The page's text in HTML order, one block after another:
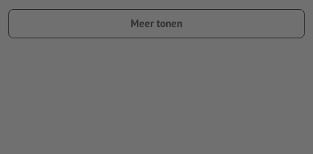
kleurwaarde: naar keuze
Meer tonen